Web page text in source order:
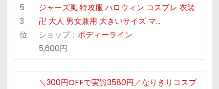
5
3
位
ジャーズ風 特攻服 ハロウィン コスプレ 衣装
卍 大人 男女兼用 大きいサイズ マ…
ショップ： ボディーライン
5,600円
＼300円OFFで実質3580円／なりきりコスプ